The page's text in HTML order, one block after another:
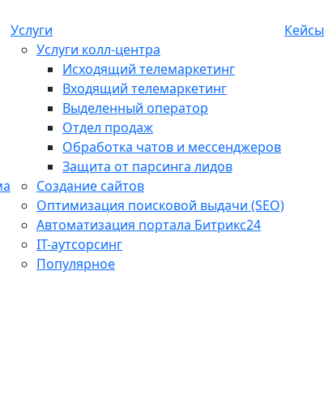
Услуги
Услуги колл-центра
Исходящий телемаркетинг
Входящий телемаркетинг
Выделенный оператор
Отдел продаж
Обработка чатов и мессенджеров
Защита от парсинга лидов
Создание сайтов
Оптимизация поисковой выдачи (SEO)
Автоматизация портала Битрикс24
IT-аутсорсинг
Популярное
Кейсы